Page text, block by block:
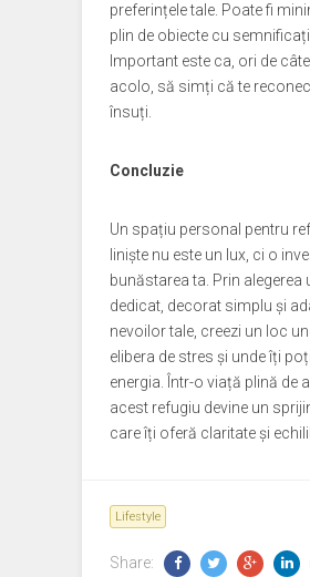
preferințele tale. Poate fi
plin de obiecte cu
Important este ca, ori de
acolo, să simți că te
însuți.
Concluzie
Un spațiu personal pentru
liniște nu este un lux, ci o
bunăstarea ta. Prin alegerea
dedicat, decorat simplu și
nevoilor tale, creezi un loc
elibera de stres și unde îți
energia. Într-o viață plină de
acest refugiu devine un
care îți oferă claritate și
Lifestyle
Share: